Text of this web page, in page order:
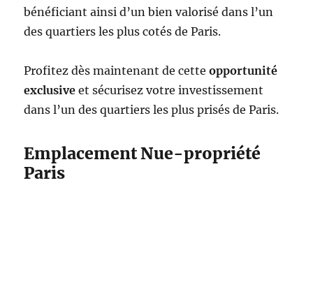
bénéficiant ainsi d’un bien valorisé dans l’un
des quartiers les plus cotés de Paris.
Profitez dès maintenant de cetteopportunité
exclusive et sécurisez votre investissement
dans l’un des quartiers les plus prisés de Paris.
Emplacement Nue-propriété
Paris